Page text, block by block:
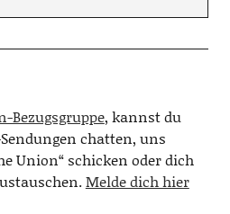
Bezugsgruppe, kannst du
chatten, uns
Union“ schicken oder dich
Melde dich hier